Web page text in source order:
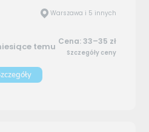
Warszawa i 5 innych
temu Cena: 33–35 zł
Szczegóły ceny